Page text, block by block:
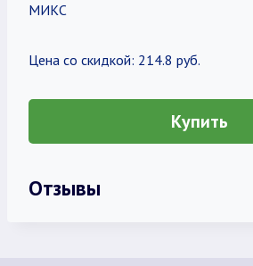
МИКС
Цена со скидкой: 214.8 руб.
Купить
Отзывы